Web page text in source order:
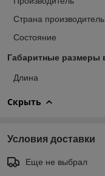
Страна производитель
Состояние
Габаритные размеры
Длина
Скрыть
Условия доставки
Еще не выбрал